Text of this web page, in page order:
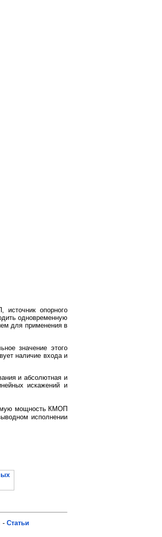
опорного
одновременную
для применения в
значение этого
наличие входа и
и абсолютная и
искажений и
мощность КМОП
исполнении
- Статьи